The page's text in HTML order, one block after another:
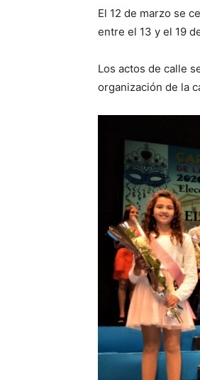
El 12 de marzo se
entre el 13 y el 19
Los actos de calle
organización de la